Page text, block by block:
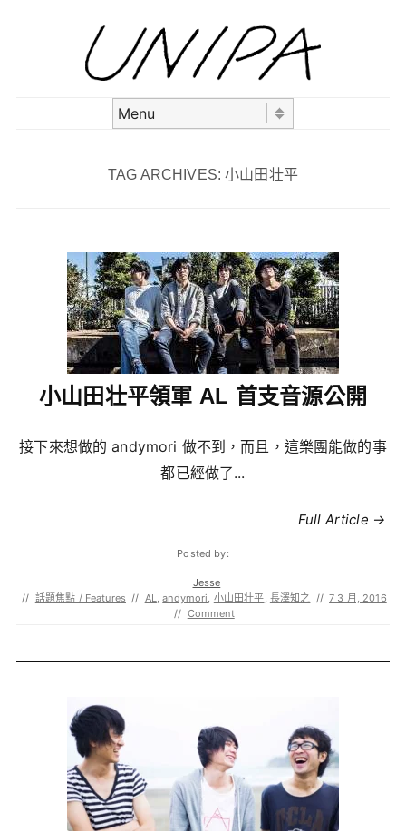
TAG ARCHIVES:小山田壮平
小山田壮平領軍 AL 首支音源公開
接下來想做的 andymori 做不到，而且，這樂團能做的事
都已經做了...
Full Article →
Posted by:
Jesse
// 話題焦點 / Features // AL,andymori, 小山田壮平, 長澤知之 // 7 3 月, 2016
// Comment